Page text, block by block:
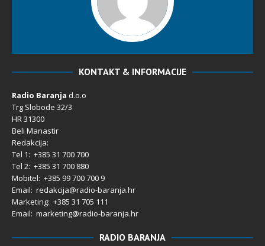
KONTAKT & INFORMACIJE
Radio Baranja d.o.o
Trg Slobode 32/3
HR 31300
Beli Manastir
Redakcija:
Tel 1: +385 31 700 700
Tel 2: +385 31 700 880
Mobitel: +385 99 700 700 9
Email: redakcija@radio-baranja.hr
Marketing: +385 31 705 111
Email: marketing@radio-baranja.hr
RADIO BARANJA